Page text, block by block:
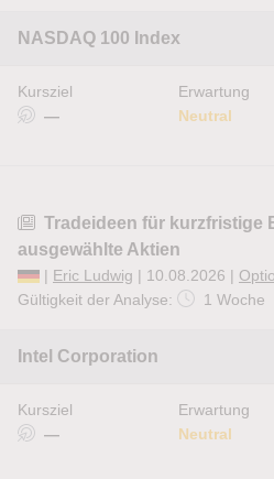
NASDAQ 100 Index
Kursziel
—
Erwartung
Neutral
Tradeideen für kurzfristige
ausgewählte Aktien
| Eric Ludwig | 10.08.2026 |
Gültigkeit der Analyse:
1 Woche
Intel Corporation
Kursziel
—
Erwartung
Neutral